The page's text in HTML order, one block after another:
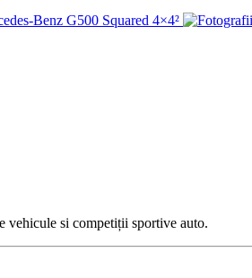
vehicule si competiții sportive auto.